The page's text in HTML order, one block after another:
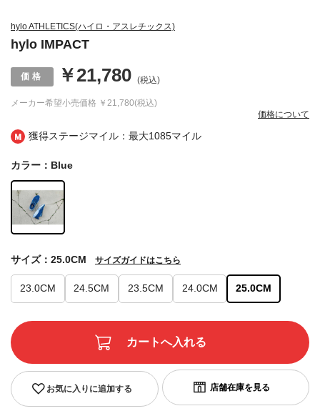
獲得ステージマイル：最大1085マイル
hylo ATHLETICS(ハイロ・アスレチックス)
hylo IMPACT
メーカー希望小売価格 ￥21,780(税込)
￥21,780 (税込)
価格について
カラー：Blue
23.0CM 24.5CM 23.5CM 24.0CM 25.0CM
サイズ：25.0CM サイズガイドはこちら
お気に入りに追加する